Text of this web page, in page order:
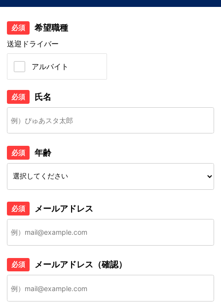
必須 希望職種
送迎ドライバー
アルバイト
必須 氏名
必須 年齢
必須 メールアドレス
必須 メールアドレス（確認）